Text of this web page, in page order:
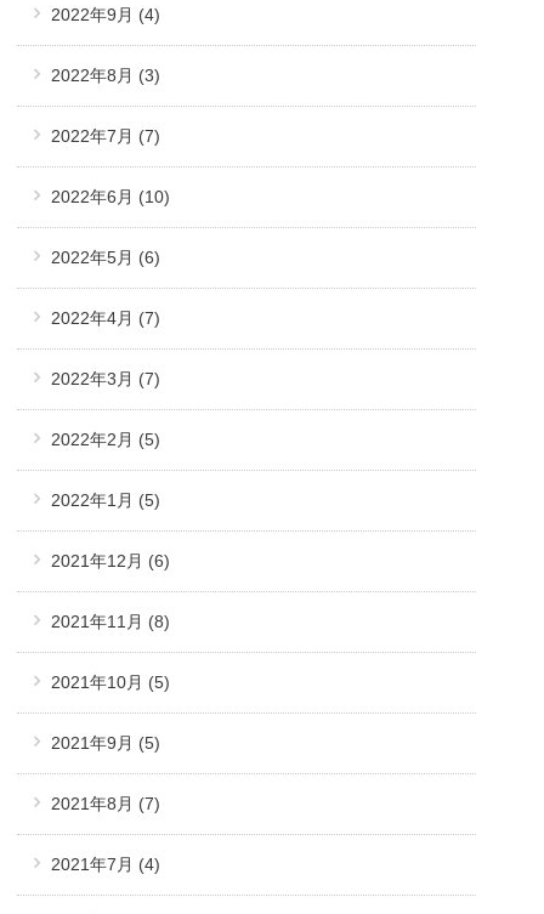
2022年9月 (4)
2022年8月 (3)
2022年7月 (7)
2022年6月 (10)
2022年5月 (6)
2022年4月 (7)
2022年3月 (7)
2022年2月 (5)
2022年1月 (5)
2021年12月 (6)
2021年11月 (8)
2021年10月 (5)
2021年9月 (5)
2021年8月 (7)
2021年7月 (4)